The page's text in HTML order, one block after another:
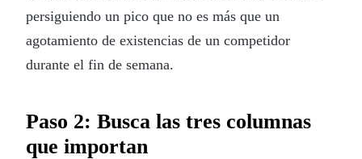
persiguiendo un pico que no es más que un
agotamiento de existencias de un competidor
durante el fin de semana.
Paso 2: Busca las tres columnas
que importan